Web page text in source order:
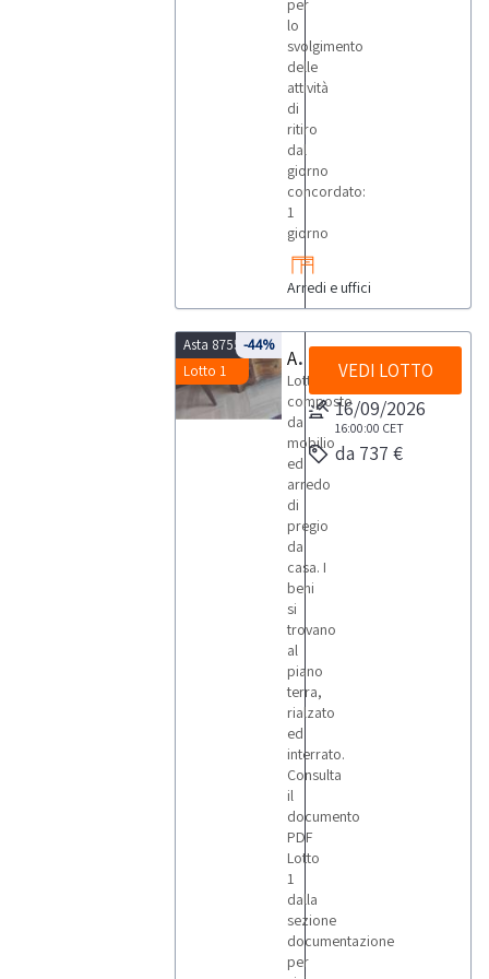
per
lo
svolgimento
delle
attività
di
ritiro
dal
giorno
concordato:
1
giorno
Arredi e uffici
Asta 8755
Lotto 1
-44%
Arredo di pregio
Lotto
composto
da
mobilio
ed
arredo
di
pregio
da
casa. I
beni
si
trovano
al
piano
terra,
rialzato
ed
interrato.
Consulta
il
documento
PDF
Lotto
1
dalla
sezione
documentazione
per
VEDI LOTTO
16/09/2026
16:00:00 CET
da 737 €